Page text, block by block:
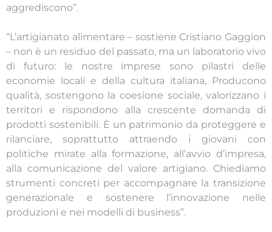
aggrediscono”.
“L’artigianato alimentare – sostiene Cristiano Gaggion
– non è un residuo del passato, ma un laboratorio vivo
di futuro: le nostre imprese sono pilastri delle
economie locali e della cultura italiana, Producono
qualità, sostengono la coesione sociale, valorizzano i
territori e rispondono alla crescente domanda di
prodotti sostenibili. È un patrimonio da proteggere e
rilanciare, soprattutto attraendo i giovani con
politiche mirate alla formazione, all’avvio d’impresa,
alla comunicazione del valore artigiano. Chiediamo
strumenti concreti per accompagnare la transizione
generazionale e sostenere l’innovazione nelle
produzioni e nei modelli di business”.